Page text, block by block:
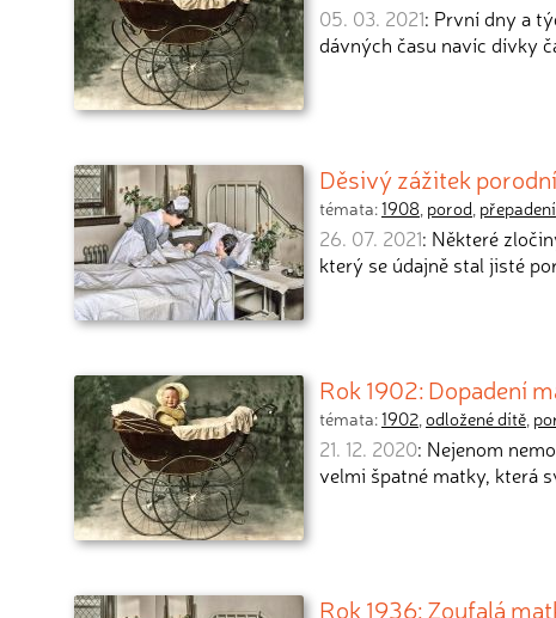
05. 03. 2021: První dny a
dávných času navíc dívky
Děsivý zážitek
témata:1908, porod, přepadení
26. 07. 2021: Některé
který se údajně stal jisté
Rok 1902: Dopadení
témata:1902,odložené dítě,
21. 12. 2020: Nejenom
velmi špatné matky, která
Rok 1936: Zoufalá